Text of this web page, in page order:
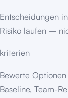
Entscheidungen
Risiko laufen –
kriterien
Bewerte
Baseline, Team-